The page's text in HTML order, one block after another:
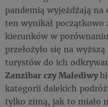
pandemią wyjeżdżają na
ten wynikał początkowo
kierunków w
przełożyło się na
turystów do ich
Zanzibar czy Malediwy
kategorii dalekich
tylko zimą, jak to miało